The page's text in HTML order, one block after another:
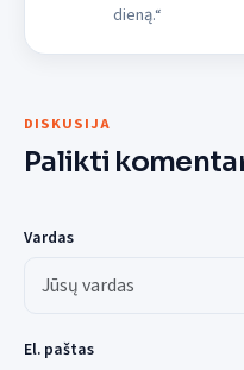
dieną.“
DISKUSIJA
Palikti
Vardas
El. paštas